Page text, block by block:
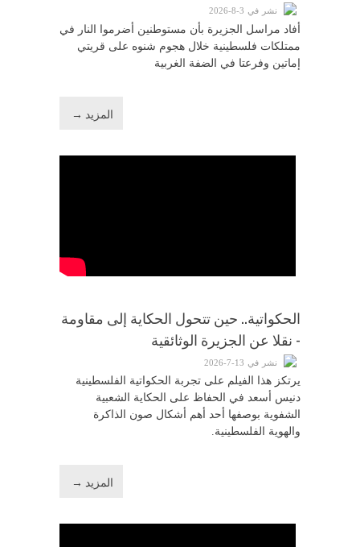
نشر في 3-8-2026
أفاد مراسل الجزيرة بأن مستوطنين أضرموا النار في
ممتلكات فلسطينية خلال هجوم شنوه على قريتي
إماتين وفرعتا في الضفة الغربية
المزيد →
الحكواتية.. حين تتحول الحكاية إلى مقاومة
- نقلا عن الجزيرة الوثائقية
نشر في 13-7-2026
يرتكز هذا الفيلم على تجربة الحكواتية الفلسطينية
دنيس أسعد في الحفاظ على الحكاية الشعبية
الشفوية بوصفها أحد أهم أشكال صون الذاكرة
والهوية الفلسطينية.
المزيد →